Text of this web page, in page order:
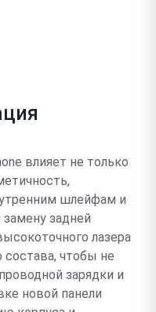
влияет не только
шлейфам и
задней
лазера
состава, чтобы не
зарядки и
новой панели